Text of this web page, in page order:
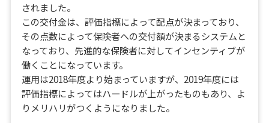
されました。
この交付金は、評価指標によって配点が決まっており、
その点数によって保険者への交付額が決まるシステムと
なっており、先進的な保険者に対してインセンティブが
働くことになっています。
運用は2018年度より始まっていますが、2019年度には
評価指標によってはハードルが上がったものもあり、よ
りメリハリがつくようになりました。